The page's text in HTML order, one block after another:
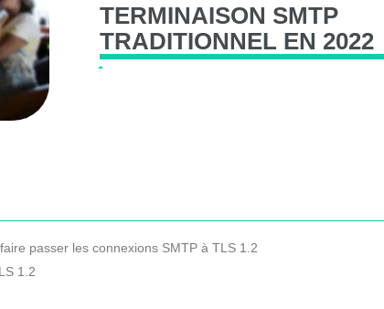
TERMINAISON SMTP
TRADITIONNEL EN 2022
passer les connexions SMTP à TLS 1.2
1.2